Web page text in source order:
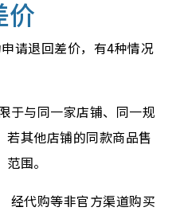
价
请退回差价，有4种情况
于与同一家店铺、同一规
若其他店铺的同款商品售
围。
经代购等非官方渠道购买